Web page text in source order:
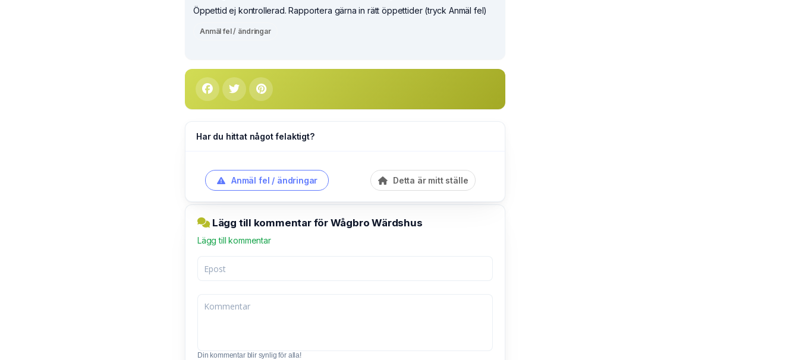
Öppettid ej kontrollerad. Rapportera gärna in rätt öppettider (tryck Anmäl fel)
Anmäl fel / ändringar
Har du hittat något felaktigt?
Anmäl fel / ändringar Detta är mitt ställe
Lägg till kommentar för Wågbro Wärdshus
Lägg till kommentar
Din kommentar blir synlig för alla!